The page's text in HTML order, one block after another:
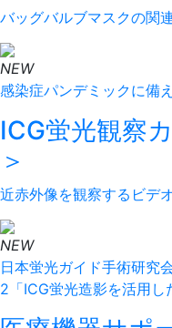
バッグバルブマスクの関
NEW
感染症パンデミックに備
ICG蛍光観察
＞
近赤外像を観察するビデ
NEW
日本蛍光ガイド手術研究
2「ICG蛍光造影を活用